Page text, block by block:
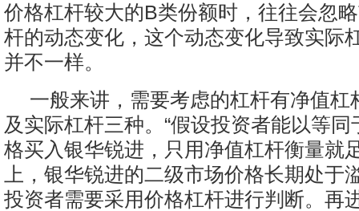
价格杠杆较大的B类份额时，往往会忽
杆的动态变化，这个动态变化导致实际
并不一样。
一般来讲，需要考虑的杠杆有净值杠
及实际杠杆三种。“假设投资者能以等
格买入银华锐进，只用净值杠杆衡量就
上，银华锐进的二级市场价格长期处于
投资者需要采用价格杠杆进行判断。再